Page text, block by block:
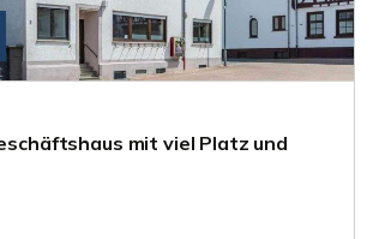
mit viel Platz und